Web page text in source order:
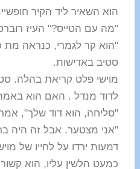
הוא השאיר ליד הקיר
"מה עם הטייס?" העיז
"הוא קר לגמרי, כנראה
סטיב באדישות.
מוישי פלט קריאת בהלה.
לדוד מנדל . האם הוא
"סליחה, הוא דוד שלך",
"אני מצטער. אבל זה היה
דמעות ירדו על לחייו של
כמעט הלשין עליו, הוא קשור